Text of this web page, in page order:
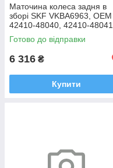
Маточина колеса задня в
зборі SKF VKBA6963, OEM
42410-48040, 42410-48041
Highlander, RX
Готово до відправки
6 316 ₴
Купити